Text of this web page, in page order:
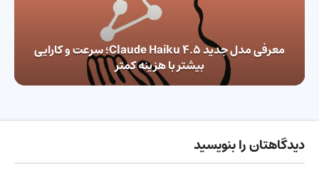
معرفی مدل جدید Claude Haiku 4.5؛ سرعت و کارایی
بیشتر با هزینه کمتر
دیدگاهتان را بنویسید